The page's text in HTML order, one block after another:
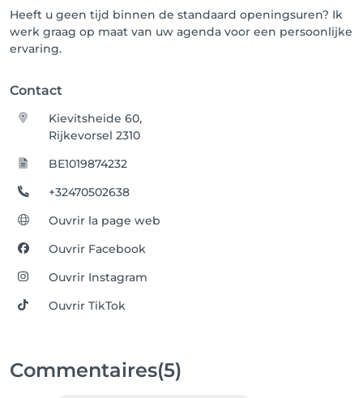
Heeft u geen tijd binnen de standaard openingsuren? Ik
werk graag op maat van uw agenda voor een persoonlijke
ervaring.
Contact
Kievitsheide 60,
Rijkevorsel 2310
BE1019874232
+32470502638
Ouvrir la page web
Ouvrir Facebook
Ouvrir Instagram
Ouvrir TikTok
Commentaires(5)